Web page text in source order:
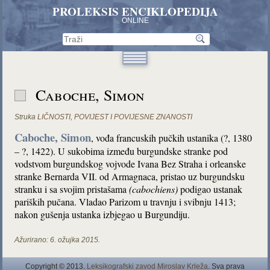
PROLEKSIS ENCIKLOPEDIJA
ONLINE
Caboche, Simon
Struka LIČNOSTI,POVIJEST I POVIJESNE ZNANOSTI
Caboche, Simon, vođa francuskih pučkih ustanika (?, 1380
– ?, 1422). U sukobima između burgundske stranke pod
vodstvom burgundskog vojvode Ivana Bez Straha i orleanske
stranke Bernarda VII. od Armagnaca, pristao uz burgundsku
stranku i sa svojim pristašama(cabochiens)podigao ustanak
pariških pučana. Vladao Parizom u travnju i svibnju 1413;
nakon gušenja ustanka izbjegao u Burgundiju.
Ažurirano: 6. ožujka 2015.
Copyright © 2013. Leksikografski zavod Miroslav Krleža. Sva prava